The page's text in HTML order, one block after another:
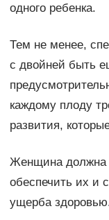
одного ребенка.
Тем не менее,
с двойней быть
каждому плоду
развития,
Женщина должна
обеспечить их и
ущерба